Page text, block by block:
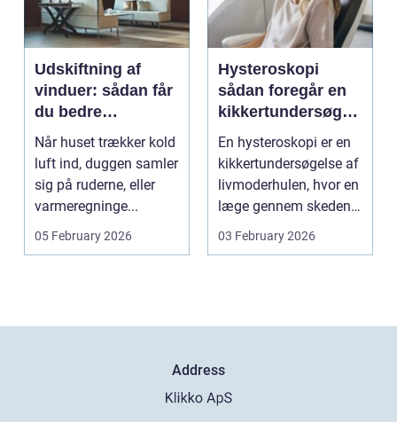
Udskiftning af
vinduer: sådan får
du bedre
indeklima og
lavere
varmeregning
Når huset trækker kold
luft ind, duggen samler
sig på ruderne, eller
varmeregninge...
05 February 2026
Hysteroskopi
sådan foregår en
kikkertundersøgel
se af livmoderen
En hysteroskopi er en
kikkertundersøgelse af
livmoderhulen, hvor en
læge gennem skeden
og livmoderha...
03 February 2026
Address